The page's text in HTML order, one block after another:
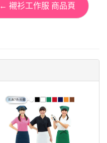
← 襯衫工作服 商品頁